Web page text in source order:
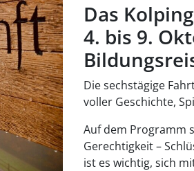
Das
4. bis 9.
Die sechstägige
voller Geschichte,
Auf dem Programm
Gerechtigkeit –
ist es wichtig, sich